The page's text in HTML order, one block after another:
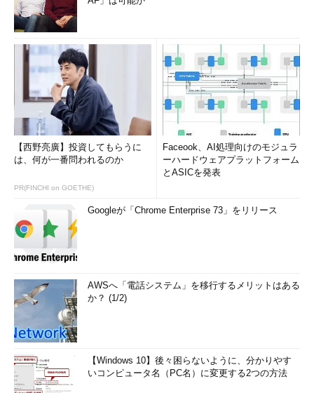
【西野亮廣】投資してもらうに
は、何が一番問われるのか
PR(FINCHI on GOETHE)
Faceook、AI処理向けのモジュラ
ーハードウェアプラットフォーム
とASICを発表
Googleが「Chrome Enterprise 73」をリリース
AWSへ「電話システム」を移行するメリットはある
か？ (1/2)
【Windows 10】後々困らないように、分かりやす
いコンピュータ名（PC名）に変更する2つの方法